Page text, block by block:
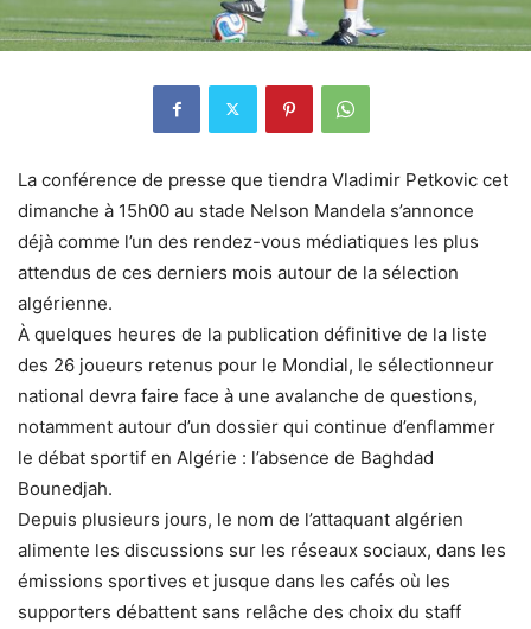
La conférence de presse que tiendra Vladimir Petkovic cet
dimanche à 15h00 au stade Nelson Mandela s’annonce
déjà comme l’un des rendez-vous médiatiques les plus
attendus de ces derniers mois autour de la sélection
algérienne.
À quelques heures de la publication définitive de la liste
des 26 joueurs retenus pour le Mondial, le sélectionneur
national devra faire face à une avalanche de questions,
notamment autour d’un dossier qui continue d’enflammer
le débat sportif en Algérie : l’absence de Baghdad
Bounedjah.
Depuis plusieurs jours, le nom de l’attaquant algérien
alimente les discussions sur les réseaux sociaux, dans les
émissions sportives et jusque dans les cafés où les
supporters débattent sans relâche des choix du staff